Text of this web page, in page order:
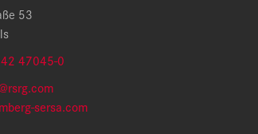
53
47045-0
sersa.com